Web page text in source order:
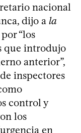
nacional
dijo a la
“los
que introdujo
anterior”,
inspectores
control y
los
en